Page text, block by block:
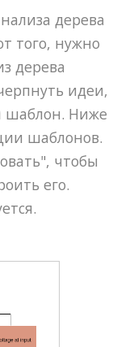
дерева
того, нужно
дерева
идеи,
шаблон. Ниже
шаблонов.
чтобы
его.